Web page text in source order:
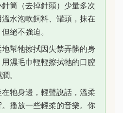
筒（去掉針頭）少量多次
水泡軟飼料、罐頭，抹在
絕不強迫。
地幫牠擦拭因失禁弄髒的身
濕毛巾輕輕擦拭牠的口腔
。
在牠身邊，輕聲說話，溫柔
播放一些輕柔的音樂。你